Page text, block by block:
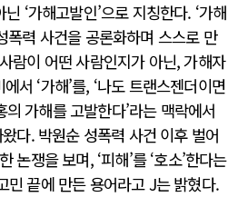
‘가해고발인’으로 지칭한다. ‘가해
폭력 사건을 공론화하며 스스로 만
람이 어떤 사람인지가 아닌, 가해자
서 ‘가해’를, ‘나도 트랜스젠더이면
가해를 고발한다’라는 맥락에서
왔다. 박원순 성폭력 사건 이후 벌어
논쟁을 보며, ‘피해’를 ‘호소’한다는
민 끝에 만든 용어라고 J는 밝혔다.